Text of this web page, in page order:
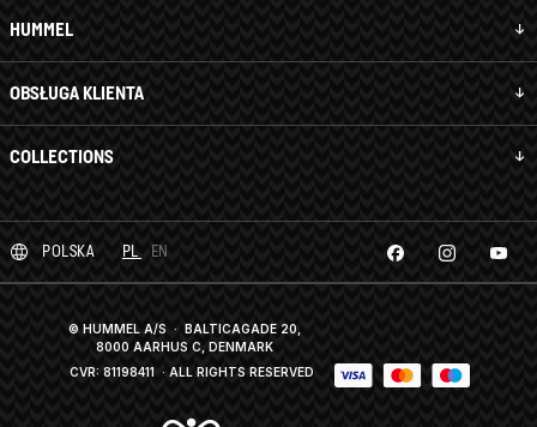
HUMMEL
OBSŁUGA KLIENTA
COLLECTIONS
POLSKA PL EN
© HUMMEL A/S · BALTICAGADE 20,
8000 AARHUS C, DENMARK
CVR: 81198411 · ALL RIGHTS RESERVED